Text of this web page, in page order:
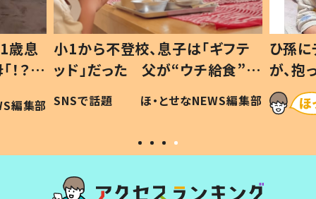
歳息
？」
編集部
小1から不登校、息子は「ギフテ
ッド」だった 父が“ウチ給食”を
作り続ける理由とは #令和の親
#令和の子
SNSで話題 ほ・とせなNEWS編集部
ひ孫
が、
「涙が
い」